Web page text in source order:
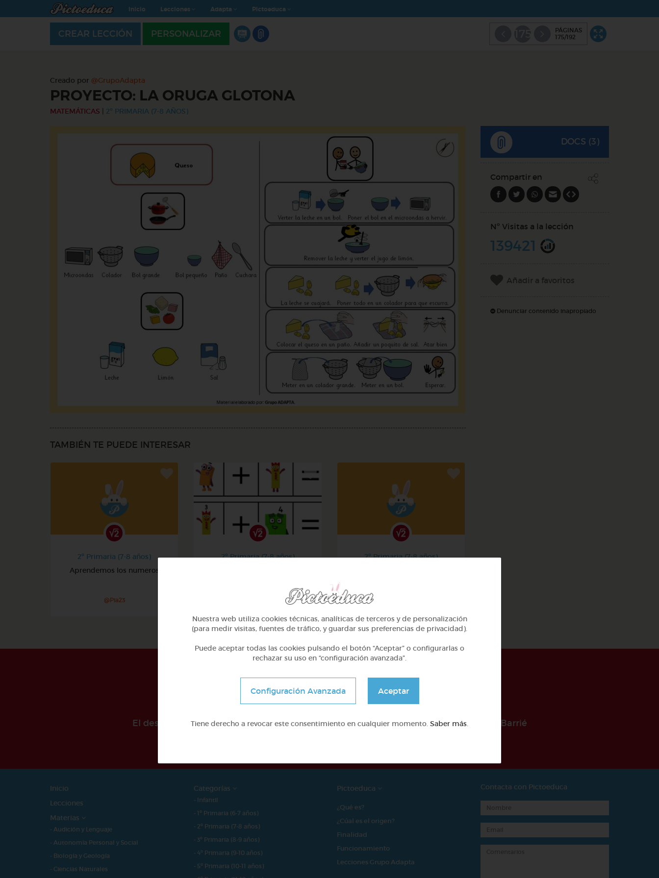
Inicio Lecciones Adapta Pictoeduca
CREAR LECCIÓN PERSONALIZAR
PÁGINAS
175/192
Creado por @GrupoAdapta
PROYECTO: LA ORUGA GLOTONA
MATEMÁTICAS 2º PRIMARIA (7-8 AÑOS)
TAMBIÉN TE PUEDE INTERESAR
2º Primaria (7-8 años)
Aprendemos los numeros
@Pia23
2º Primaria (7-8 años)
2º Primaria (7-8 años)
DOCS (3)
Compartir en
Nº Visitas a la lección
139421
Añadir a favoritos
Denunciar contenido inapropiado
El desarollo de este proyecto ha sido posible gracias al mecenazgo de la Fundación Barrié
Inicio
Lecciones
Materias
- Audición y Lenguaje
- Autonomía Personal y Social
- Biología y Geología
- Ciencias Naturales
Categorías
- Infantil
- 1º Primaria (6-7 años)
- 2º Primaria (7-8 años)
- 3º Primaria (8-9 años)
- 4º Primaria (9-10 años)
- 5º Primaria (10-11 años)
Pictoeduca
¿Qué es?
¿Cúal es el origen?
Finalidad
Funcionamiento
Lecciones Grupo Adapta
Contacta con Pictoeduca
Nuestra web utiliza cookies técnicas, analíticas de terceros y de personalización
(para medir visitas, fuentes de tráfico, y guardar sus preferencias de privacidad).
Puede aceptar todas las cookies pulsando el botón “Aceptar” o configurarlas o
rechazar su uso en “configuración avanzada”.
Configuración Avanzada Aceptar
Tiene derecho a revocar este consentimiento en cualquier momento. Saber más.